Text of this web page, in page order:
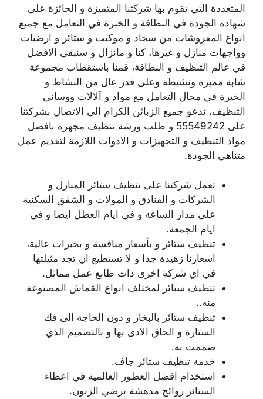
المتعددة التي تقوم بها شركتنا المتميزة و الحائزة على
شهادة الجودة في النظافة و الخبرة في التعامل مع جميع
انواع المفروشات من سجاد و موكيت و ستائر و ارضيات
وواجهات منازل و غيرها، كنا و مانزال و سنبقى الافضل
في عالم التنظيف و النظافة، قمنا باستقطاب مجموعة
شابة مميزة ونشيطة وعلى قدر عال من النشاط و
الخبرة في مجال التعامل مع مواد و آلالات ووسائى
التنظيف، ندعو جميع الزبائن الكرام الى الاتصال بشركتنا
على 55549242 و طلب ورشة تنظيف مجهزة بافضل
مواد التنظيف و التجهيزات و الادوات اللازمة لتقديم عمل
متناهي الجودة.
تعمل شركتنا على تنظيف ستائر المنازل و
الشركات و الفنادق و المولات و الشقق السكنية
على مدار الساعة و في ايام العطل ايضا و في
ايام الجمعة.
تنظيف ستائر و بأسعار منافسة و بخبرات عالية،
اسعارنا زهيدة جدا و لا تستطيع ان تجد مثيلتها
في اي شركة اخرى ذات طابع عمل مماثل.
تتظيف ستائر لمختلف انواع القماش المصنوعة
منه..
تنظيف ستائر بالبخار و دون الحاجة الى فك
الستارة و الحاق الاذى بها و بالتصميم الذي
صممت به.
خدمة تنظيف ستائر جاف.
استخدام افضل العطور العالمية في اعطاء
الستائر روائح مدهشة ترضي الزبون.